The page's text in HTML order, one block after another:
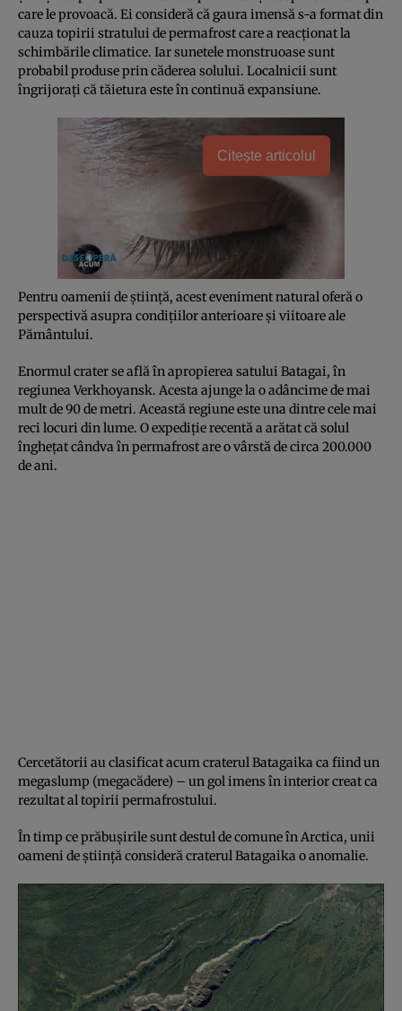
care le provoacă. Ei consideră că gaura imensă s-a format din
cauza topirii stratului de permafrost care a reacţionat la
schimbările climatice. Iar sunetele monstruoase sunt
probabil produse prin căderea solului. Localnicii sunt
îngrijoraţi că tăietura este în continuă expansiune.
Citește articolul
Pentru oamenii de ştiinţă, acest eveniment natural oferă o
perspectivă asupra condiţiilor anterioare şi viitoare ale
Pământului.
Enormul crater se află în apropierea satului Batagai, în
regiunea Verkhoyansk. Acesta ajunge la o adâncime de mai
mult de 90 de metri. Această regiune este una dintre cele mai
reci locuri din lume. O expediţie recentă a arătat că solul
îngheţat cândva în permafrost are o vârstă de circa 200.000
de ani.
Cercetătorii au clasificat acum craterul Batagaika ca fiind un
megaslump (megacădere) – un gol imens în interior creat ca
rezultat al topirii permafrostului.
În timp ce prăbuşirile sunt destul de comune în Arctica, unii
oameni de ştiinţă consideră craterul Batagaika o anomalie.